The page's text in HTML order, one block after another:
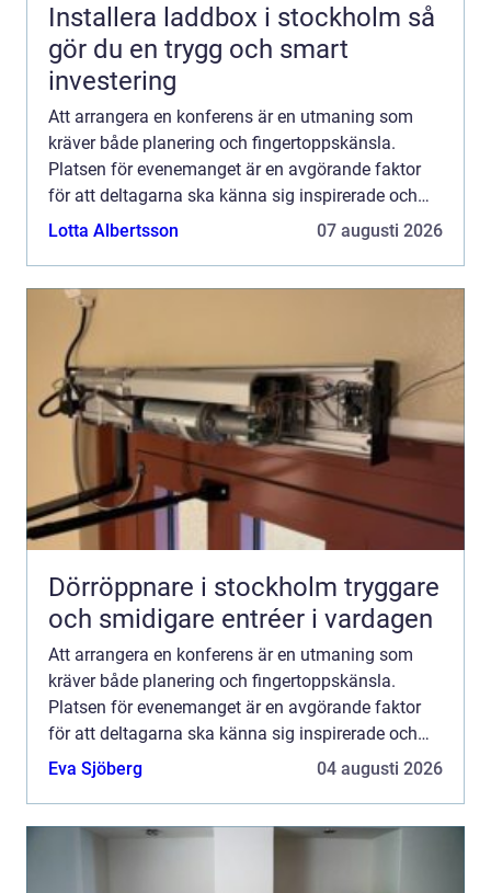
Installera laddbox i stockholm så
gör du en trygg och smart
investering
Att arrangera en konferens är en utmaning som
kräver både planering och fingertoppskänsla.
Platsen för evenemanget är en avgörande faktor
för att deltagarna ska känna sig inspirerade och
motiverade. Konfe...
Lotta Albertsson 07 augusti 2026
Dörröppnare i stockholm tryggare
och smidigare entréer i vardagen
Att arrangera en konferens är en utmaning som
kräver både planering och fingertoppskänsla.
Platsen för evenemanget är en avgörande faktor
för att deltagarna ska känna sig inspirerade och
motiverade. Konfe...
Eva Sjöberg 04 augusti 2026